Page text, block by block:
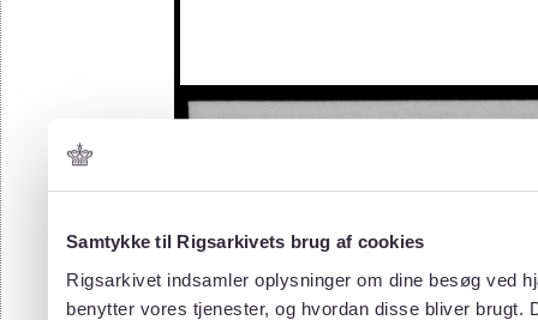
Samtykke til Rigsarkivets brug af cookies
Rigsarkivet indsamler oplysninger om dine besøg ved
benytter vores tjenester, og hvordan disse bliver